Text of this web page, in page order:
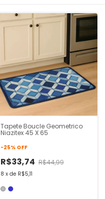
Tapete Boucle Geometrico
Niazitex 45 X 65
-25% OFF
R$33,74 R$44,99
8 x de R$5,11